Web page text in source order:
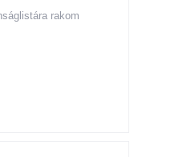
rakom